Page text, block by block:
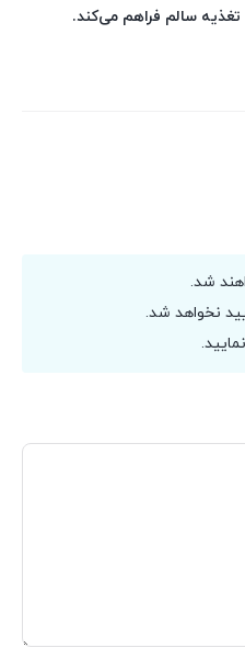
سالم فراهم می‌کند.
شد.
نخواهد شد.